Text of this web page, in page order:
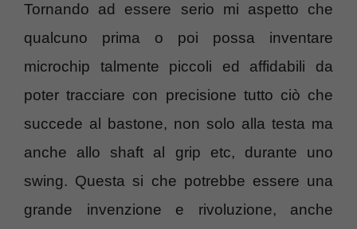
Tornando ad essere serio mi aspetto che
qualcuno prima o poi possa inventare
microchip talmente piccoli ed affidabili da
poter tracciare con precisione tutto ciò che
succede al bastone, non solo alla testa ma
anche allo shaft al grip etc, durante uno
swing. Questa si che potrebbe essere una
grande invenzione e rivoluzione, anche